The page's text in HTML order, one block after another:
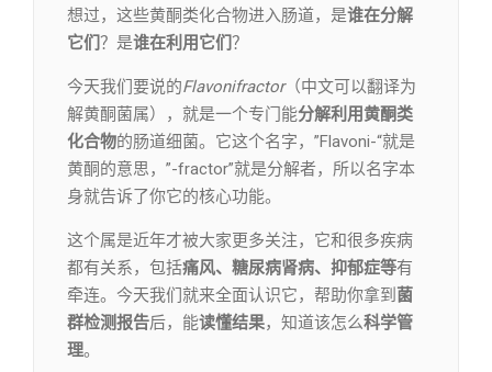
想过，这些黄酮类化合物进入肠道，是谁在分解
它们 ？是谁在利用它们 ？
今天我们要说的Flavonifractor（中文可以翻译为
解黄酮菌属），就是一个专门能分解利用黄酮类
化合物的肠道细菌。它这个名字，”Flavoni-“就是
黄酮的意思，”-fractor”就是分解者，所以名字本
身就告诉了你它的核心功能。
这个属是近年才被大家更多关注，它和很多疾病
都有关系，包括痛风、糖尿病肾病、抑郁症等有
牵连。今天我们就来全面认识它，帮助你拿到 菌
群检测报告后，能读懂结果，知道该怎么科学管
理。